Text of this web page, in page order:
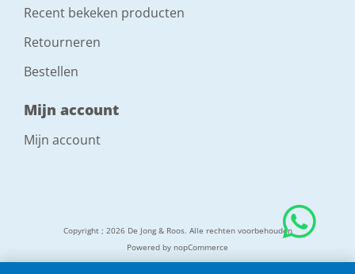
Recent bekeken producten
Retourneren
Bestellen
Mijn account
Mijn account
Copyright ; 2026 De Jong & Roos. Alle rechten voorbehouden
Powered by nopCommerce